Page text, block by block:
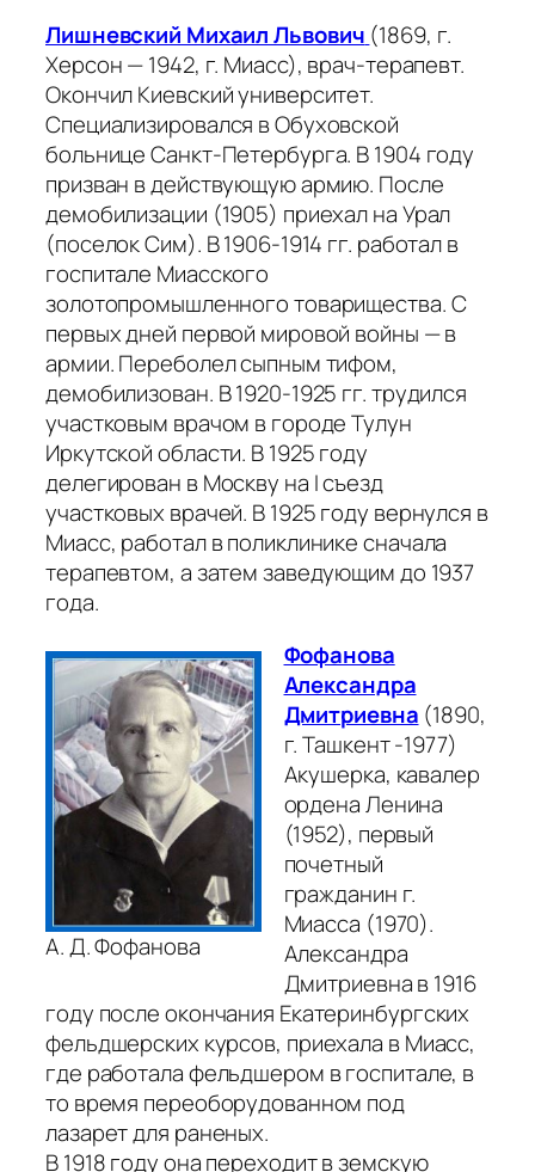
Лишневский Михаил Львович (1869, г.
Херсон — 1942, г. Миасс), врач-терапевт.
Окончил Киевский университет.
Специализировался в Обуховской
больнице Санкт-Петербурга. В 1904 году
призван в действующую армию. После
демобилизации (1905) приехал на Урал
(поселок Сим). В 1906-1914 гг. работал в
госпитале Миасского
золотопромышленного товарищества. С
первых дней первой мировой войны — в
армии. Переболел сыпным тифом,
демобилизован. В 1920-1925 гг. трудился
участковым врачом в городе Тулун
Иркутской области. В 1925 году
делегирован в Москву на I съезд
участковых врачей. В 1925 году вернулся в
Миасс, работал в поликлинике сначала
терапевтом, а затем заведующим до 1937
года.
А. Д. Фофанова
Фофанова
Александра
Дмитриевна (1890,
г. Ташкент -1977)
Акушерка, кавалер
ордена Ленина
(1952), первый
почетный
гражданин г.
Миасса (1970).
Александра
Дмитриевна в 1916
году после окончания Екатеринбургских
фельдшерских курсов, приехала в Миасс,
где работала фельдшером в госпитале, в
то время переоборудованном под
лазарет для раненых.
В 1918 году она переходит в земскую